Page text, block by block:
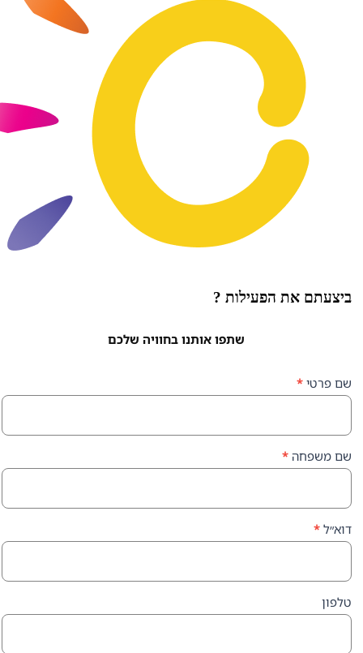
הפעילות ?
שתפו אותנו בחוויה שלכם
*